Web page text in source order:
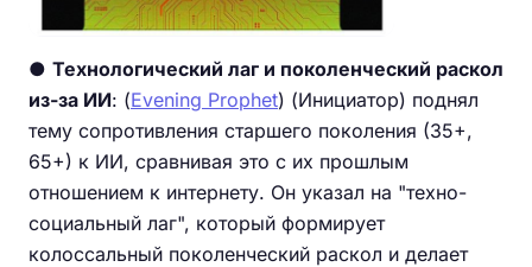
● Технологический лаг и поколенческий раскол
из-за ИИ: (Evening Prophet) (Инициатор) поднял
тему сопротивления старшего поколения (35+,
65+) к ИИ, сравнивая это с их прошлым
отношением к интернету. Он указал на "техно-
социальный лаг", который формирует
колоссальный поколенческий раскол и делает